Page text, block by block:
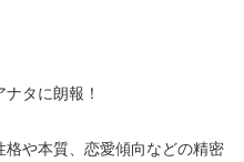
タに朗報！
や本質、恋愛傾向などの精密